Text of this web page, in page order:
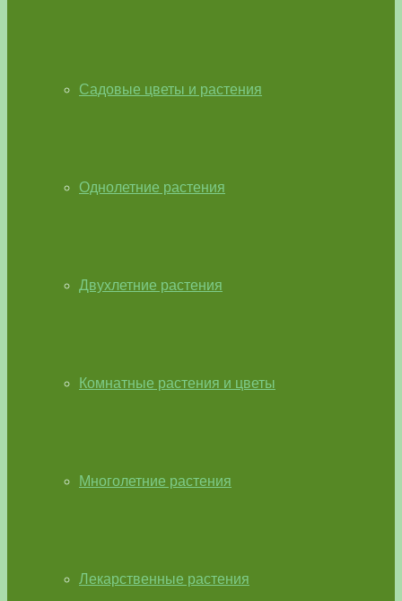
Садовые цветы и растения
Однолетние растения
Двухлетние растения
Комнатные растения и цветы
Многолетние растения
Лекарственные растения